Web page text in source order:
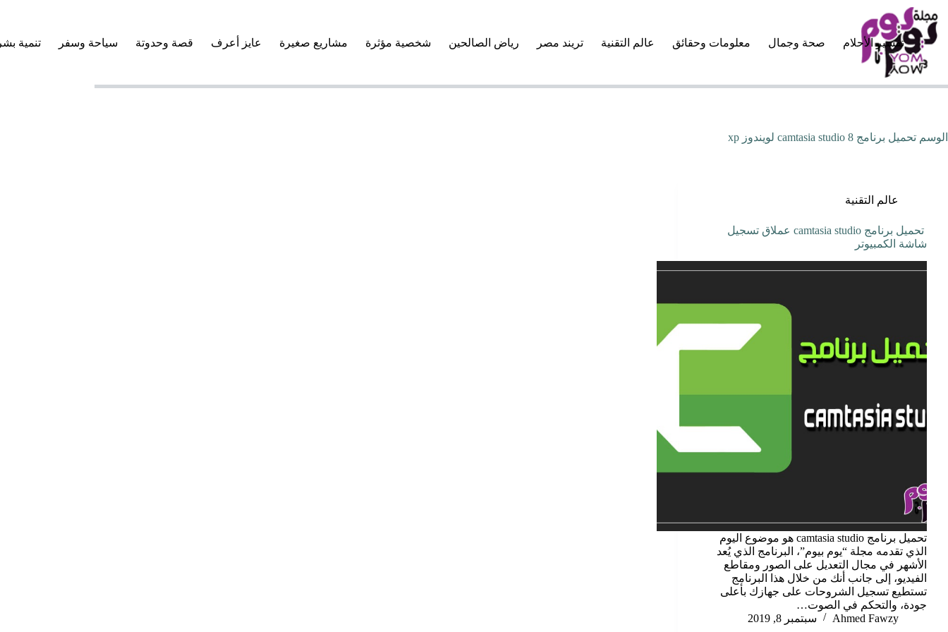
إلى
المحتوى
تفسير الأحلام صحة وجمال معلومات وحقائق عالم التقنية تريند مصر رياض الصالحين شخصية مؤثرة مشاريع صغيرة عايز أعرف قصة وحدوتة سياحة وسفر تنمية
الوسم تحميل برنامج camtasia studio 8 لويندوز xp
عالم التقنية
تحميل برنامج camtasia studio عملاق تسجيل
شاشة الكمبيوتر
تحميل برنامج camtasia studio هو موضوع اليوم
الذي تقدمه مجلة “يوم بيوم”، البرنامج الذي يُعد
الأشهر في مجال التعديل على الصور ومقاطع
الفيديو، إلى جانب أنك من خلال هذا البرنامج
تستطيع تسجيل الشروحات على جهازك بأعلى
جودة، والتحكم في الصوت…
Ahmed Fawzy
سبتمبر 8, 2019